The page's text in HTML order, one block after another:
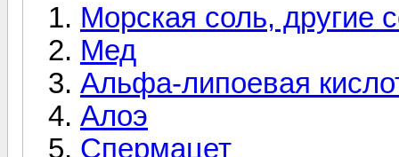
Морская соль, другие
Мед
Альфа-липоевая
Алоэ
Спермацет